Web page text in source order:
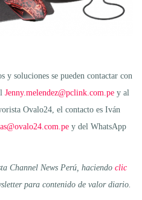
y soluciones se pueden contactar con
Jenny.melendez@pclink.com.pe y al
Ovalo24, el contacto es Iván
y del WhatsApp
Channel News Perú, haciendo clic
para contenido de valor diario.